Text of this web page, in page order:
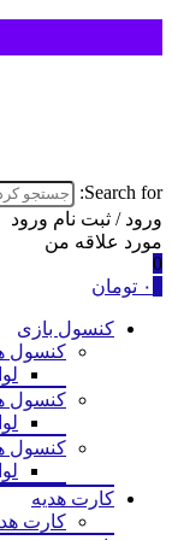
Search for:
ورود / ثبت نام ورود
مورد علاقه من
0
۰ تومان
کنسول بازی
کنسول
کنسول
کنسول
کارت هدیه
کارت